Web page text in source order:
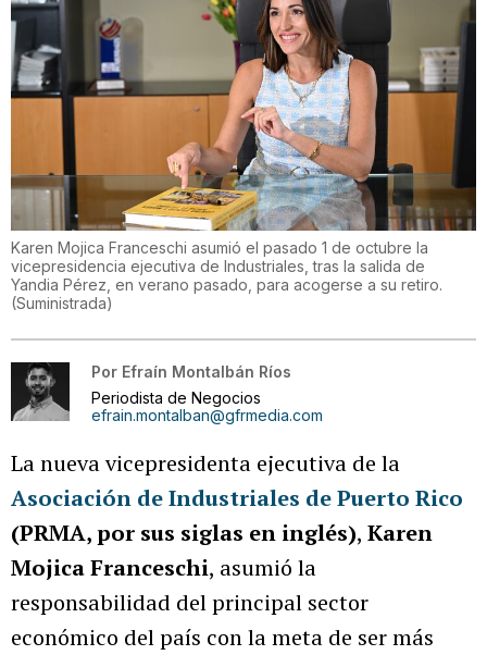
Karen Mojica Franceschi asumió el pasado 1 de octubre la
vicepresidencia ejecutiva de Industriales, tras la salida de
Yandia Pérez, en verano pasado, para acogerse a su retiro.
(Suministrada)
Por Efraín Montalbán Ríos
Periodista de Negocios
efrain.montalban@gfrmedia.com
La nueva vicepresidenta ejecutiva de la
Asociación de Industriales de Puerto Rico
(PRMA, por sus siglas en inglés), Karen
Mojica Franceschi, asumió la
responsabilidad del principal sector
económico del país con la meta de ser más